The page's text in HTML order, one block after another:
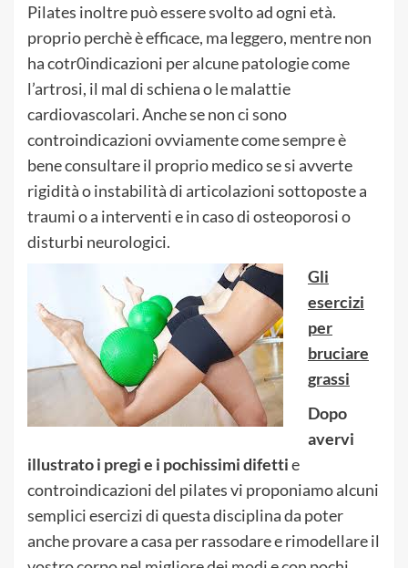
Pilates inoltre può essere svolto ad ogni età.
proprio perchè è efficace, ma leggero, mentre non
ha cotr0indicazioni per alcune patologie come
l’artrosi, il mal di schiena o le malattie
cardiovascolari. Anche se non ci sono
controindicazioni ovviamente come sempre è
bene consultare il proprio medico se si avverte
rigidità o instabilità di articolazioni sottoposte a
traumi o a interventi e in caso di osteoporosi o
disturbi neurologici.
Gli
esercizi
per
bruciare
grassi
Dopo
avervi
illustrato i pregi e i pochissimi difettie
controindicazioni del pilates vi proponiamo alcuni
semplici esercizi di questa disciplina da poter
anche provare a casa per rassodare e rimodellare il